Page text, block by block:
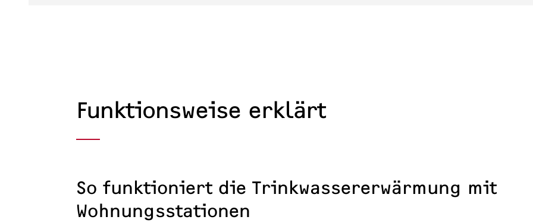
Funktionsweise erklärt
So funktioniert die Trinkwassererwärmung mit
Wohnungsstationen